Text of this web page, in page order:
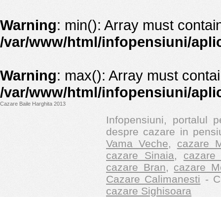
Warning: min(): Array must
/var/www/html/infopensiuni/
Warning: max(): Array must
/var/www/html/infopensiuni/
Cazare Baile Harghita 2013
Infopensiuni, portalul
despre cazare in
Vama Veche, cazare
cazare Sinaia, cazare
cazare Bran, cazare
Cazare Calimanesti -
cazare Sighisoara